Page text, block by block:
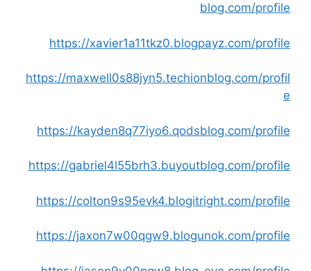
blog.com/profile
https://xavier1a11tkz0.blogpayz.com/profile
https://maxwell0s88jyn5.techionblog.com/profil
e
https://kayden8q77iyo6.qodsblog.com/profile
https://gabriel4l55brh3.buyoutblog.com/profile
https://colton9s95evk4.blogitright.com/profile
https://jaxon7w00qgw9.blogunok.com/profile